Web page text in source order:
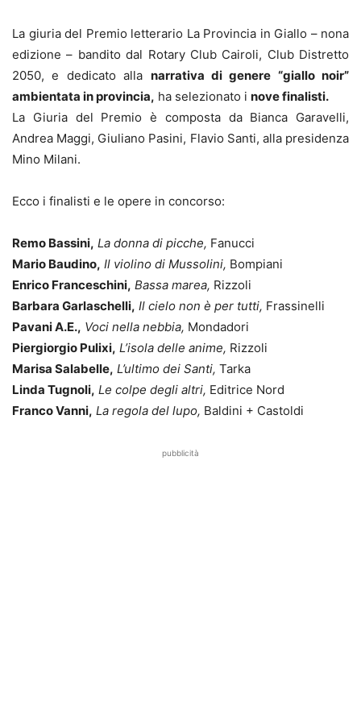
La giuria del Premio letterario La Provincia in Giallo – nona
edizione – bandito dal Rotary Club Cairoli, Club Distretto
2050, e dedicato alla narrativa di genere “giallo noir”
ambientata in provincia, ha selezionato i nove finalisti.
La Giuria del Premio è composta da Bianca Garavelli,
Andrea Maggi, Giuliano Pasini, Flavio Santi, alla presidenza
Mino Milani.
Ecco i finalisti e le opere in concorso:
Remo Bassini, La donna di picche, Fanucci
Mario Baudino, Il violino di Mussolini, Bompiani
Enrico Franceschini, Bassa marea, Rizzoli
Barbara Garlaschelli, Il cielo non è per tutti, Frassinelli
Pavani A.E., Voci nella nebbia, Mondadori
Piergiorgio Pulixi, L’isola delle anime, Rizzoli
Marisa Salabelle, L’ultimo dei Santi, Tarka
Linda Tugnoli, Le colpe degli altri, Editrice Nord
Franco Vanni, La regola del lupo, Baldini + Castoldi
pubblicità